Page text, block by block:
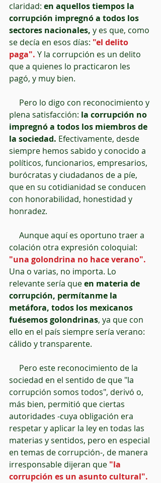
claridad: en aquellos tiempos la
corrupción impregnó a todos los
sectores nacionales, y es que, como
se decía en esos días: "el delito
paga". Y la corrupción es un delito
que a quienes lo practicaron les
pagó, y muy bien.
plena satisfacción: la corrupción no
impregnó a todos los miembros de
la sociedad. Efectivamente, desde
siempre hemos sabido y conocido a
políticos, funcionarios, empresarios,
burócratas y ciudadanos de a píe,
que en su cotidianidad se conducen
con honorabilidad, honestidad y
honradez.
colación otra expresión coloquial:
"una golondrina no hace verano".
Una o varias, no importa. Lo
relevante sería que en materia de
corrupción, permítanme la
metáfora, todos los mexicanos
fuésemos golondrinas, ya que con
ello en el país siempre sería verano:
cálido y transparente.
sociedad en el sentido de que "la
corrupción somos todos", derivó o,
más bien, permitió que ciertas
autoridades -cuya obligación era
respetar y aplicar la ley en todas las
materias y sentidos, pero en especial
en temas de corrupción-, de manera
irresponsable dijeran que "la
corrupción es un asunto cultural".